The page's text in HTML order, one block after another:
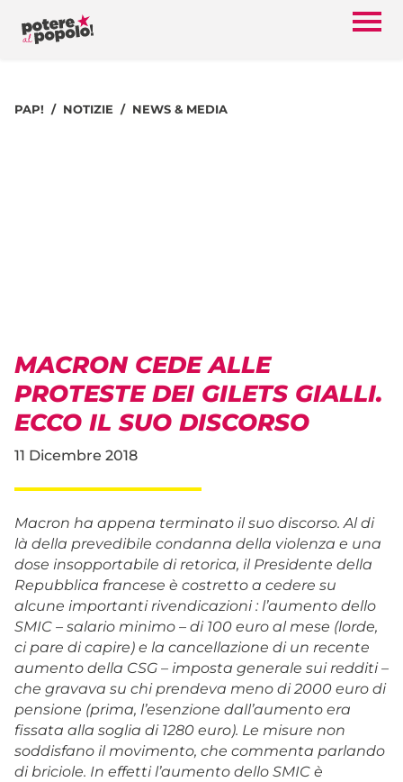
PAP! NOTIZIE NEWS & MEDIA
MACRON CEDE ALLE
PROTESTE DEI GILETS GIALLI.
ECCO IL SUO DISCORSO
11 Dicembre 2018
Macron ha appena terminato il suo discorso. Al di
là della prevedibile condanna della violenza e una
dose insopportabile di retorica, il Presidente della
Repubblica francese è costretto a cedere su
alcune importanti rivendicazioni : l’aumento dello
SMIC – salario minimo – di 100 euro al mese (lorde,
ci pare di capire) e la cancellazione di un recente
aumento della CSG – imposta generale sui redditi –
che gravava su chi prendeva meno di 2000 euro di
pensione (prima, l’esenzione dall’aumento era
fissata alla soglia di 1280 euro). Le misure non
soddisfano il movimento, che commenta parlando
di briciole. In effetti l’aumento dello SMIC è